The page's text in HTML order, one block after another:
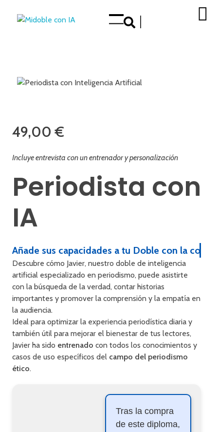
49,00€
Incluye entrevista con un entrenador y personalización
Periodista con
IA
Añade sus capacidades a tu Doble con la
Descubre cómo Javier, nuestro doble de inteligencia
artificial especializado en periodismo, puede asistirte
con la búsqueda de la verdad, contar historias
importantes y promover la comprensión y la empatía en
la audiencia.
Ideal para optimizar la experiencia periodística diaria y
también útil para mejorar el bienestar de tus lectores,
Javier ha sido entrenado con todos los conocimientos y
casos de uso específicos del campo del periodismo
ético.
Tras la compra
de este diploma,